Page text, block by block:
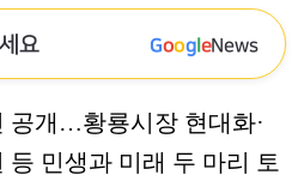
요 GoogleNews
공개…황룡시장 현대화·
등 민생과 미래 두 마리 토